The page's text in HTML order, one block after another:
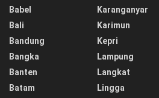
Babel
Bali
Bandung
Bangka
Banten
Batam
Karanganyar
Karimun
Kepri
Lampung
Langkat
Lingga